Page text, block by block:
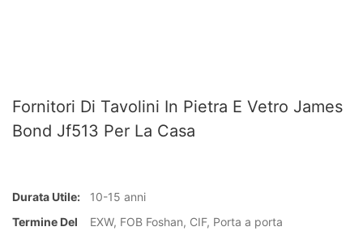
Fornitori Di Tavolini In Pietra E Vetro James
Bond Jf513 Per La Casa
Durata Utile:
10-15 anni
Termine Del
EXW, FOB Foshan, CIF, Porta a porta